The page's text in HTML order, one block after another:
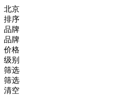
北京
排序
品牌
品牌
价格
级别
筛选
筛选
清空